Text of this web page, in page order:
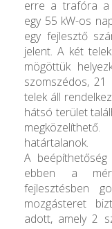
erre a trafóra a
egy 55 kW-os
egy fejlesztő
jelent. A két
mögöttük
szomszédos,
telek áll
hátsó terület
határtalanok.
A
ebben a
fejlesztésben
mozgásteret
adott, amely 2